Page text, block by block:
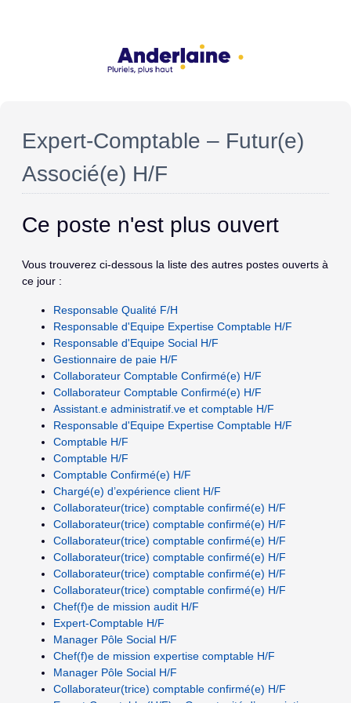
Expert‑Comptable – Futur(e)
Associé(e) H/F
Ce poste n'est plus ouvert
Vous trouverez ci-dessous la liste des autres postes ouverts à
ce jour :
Responsable Qualité F/H
Responsable d'Equipe Expertise Comptable H/F
Responsable d'Equipe Social H/F
Gestionnaire de paie H/F
Collaborateur Comptable Confirmé(e) H/F
Collaborateur Comptable Confirmé(e) H/F
Assistant.e administratif.ve et comptable H/F
Responsable d'Equipe Expertise Comptable H/F
Comptable H/F
Comptable H/F
Comptable Confirmé(e) H/F
Chargé(e) d’expérience client H/F
Collaborateur(trice) comptable confirmé(e) H/F
Collaborateur(trice) comptable confirmé(e) H/F
Collaborateur(trice) comptable confirmé(e) H/F
Collaborateur(trice) comptable confirmé(e) H/F
Collaborateur(trice) comptable confirmé(e) H/F
Collaborateur(trice) comptable confirmé(e) H/F
Chef(f)e de mission audit H/F
Expert-Comptable H/F
Manager Pôle Social H/F
Chef(f)e de mission expertise comptable H/F
Manager Pôle Social H/F
Collaborateur(trice) comptable confirmé(e) H/F